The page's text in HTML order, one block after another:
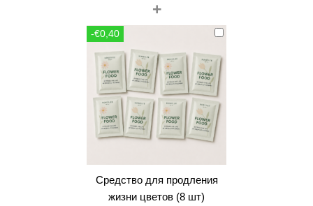
цена
составляла
€10,80.
+
-€0,40
Средство для продления
жизни цветов (8 шт)